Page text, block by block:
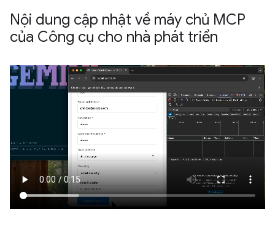
Nội dung cập nhật về máy chủ MCP
của Công cụ cho nhà phát triển